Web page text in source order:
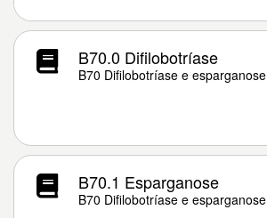
B70.0 Difilobotríase
B70 Difilobotríase e esparganose
B70.1 Esparganose
B70 Difilobotríase e esparganose